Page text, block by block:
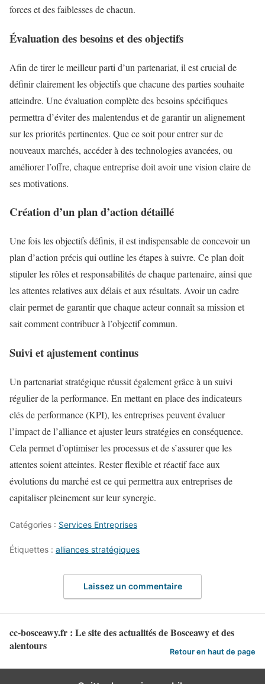
forces et des faiblesses de chacun.
Évaluation des besoins et des objectifs
Afin de tirer le meilleur parti d’un partenariat, il est crucial de
définir clairement les objectifs que chacune des parties souhaite
atteindre. Une évaluation complète des besoins spécifiques
permettra d’éviter des malentendus et de garantir un alignement
sur les priorités pertinentes. Que ce soit pour entrer sur de
nouveaux marchés, accéder à des technologies avancées, ou
améliorer l’offre, chaque entreprise doit avoir une vision claire de
ses motivations.
Création d’un plan d’action détaillé
Une fois les objectifs définis, il est indispensable de concevoir un
plan d’action précis qui outline les étapes à suivre. Ce plan doit
stipuler les rôles et responsabilités de chaque partenaire, ainsi que
les attentes relatives aux délais et aux résultats. Avoir un cadre
clair permet de garantir que chaque acteur connaît sa mission et
sait comment contribuer à l’objectif commun.
Suivi et ajustement continus
Un partenariat stratégique réussit également grâce à un suivi
régulier de la performance. En mettant en place des indicateurs
clés de performance (KPI), les entreprises peuvent évaluer
l’impact de l’alliance et ajuster leurs stratégies en conséquence.
Cela permet d’optimiser les processus et de s’assurer que les
attentes soient atteintes. Rester flexible et réactif face aux
évolutions du marché est ce qui permettra aux entreprises de
capitaliser pleinement sur leur synergie.
Catégories : Services Entreprises
Étiquettes : alliances stratégiques
Laissez un commentaire
cc-bosceawy.fr : Le site des actualités de Bosceawy et des
alentours
Retour en haut de page